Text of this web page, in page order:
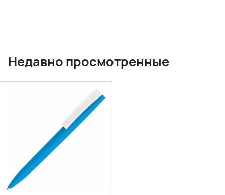
Недавно просмотренные